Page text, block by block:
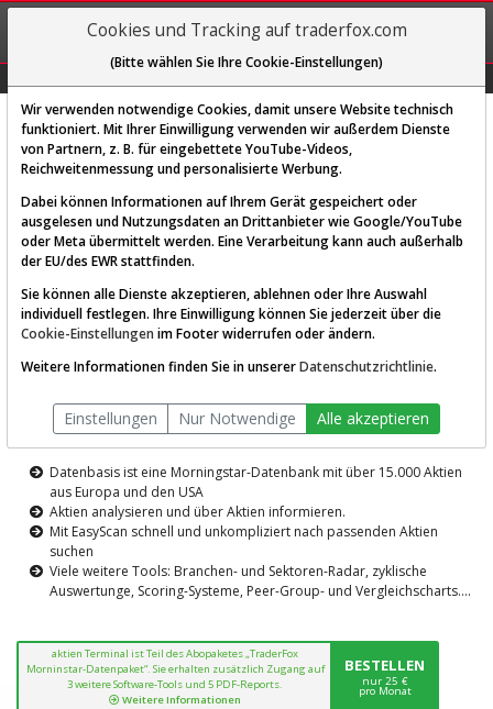
REGIS-
TRIEREN
Diese Funktion ist nur für
AKTIEN-TERMINAL
Die Aktienanalyse-Plattform von
TraderFox
Datenbasis ist eine Morningstar-Datenbank mit über 15.000 Aktien
aus Europa und den USA
Aktien analysieren und über Aktien informieren.
Mit EasyScan schnell und unkompliziert nach passenden Aktien
suchen
Viele weitere Tools: Branchen- und Sektoren-Radar, zyklische
Auswertunge, Scoring-Systeme, Peer-Group- und Vergleichscharts....
aktien Terminal ist Teil des Abopaketes „TraderFox
Morninstar-Datenpaket“. Sie erhalten zusätzlich Zugang auf
3 weitere Software-Tools und 5 PDF-Reports.
Weitere Informationen
BESTELLEN
nur 25 €
pro Monat
Cookies und Tracking auf traderfox.com
(Bitte wählen Sie Ihre Cookie-Einstellungen)
Wir verwenden notwendige Cookies, damit unsere Website technisch
funktioniert. Mit Ihrer Einwilligung verwenden wir außerdem Dienste
von Partnern, z. B. für eingebettete YouTube-Videos,
Reichweitenmessung und personalisierte Werbung.
Dabei können Informationen auf Ihrem Gerät gespeichert oder
ausgelesen und Nutzungsdaten an Drittanbieter wie Google/YouTube
oder Meta übermittelt werden. Eine Verarbeitung kann auch außerhalb
der EU/des EWR stattfinden.
Sie können alle Dienste akzeptieren, ablehnen oder Ihre Auswahl
individuell festlegen. Ihre Einwilligung können Sie jederzeit über die
Cookie-Einstellungen im Footer widerrufen oder ändern.
Weitere Informationen finden Sie in unsererDatenschutzrichtlinie.
Einstellungen Nur Notwendige Alle akzeptieren